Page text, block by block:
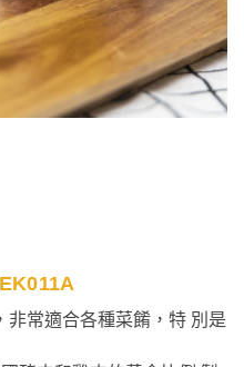
非常適合各種菜餚，特 別是